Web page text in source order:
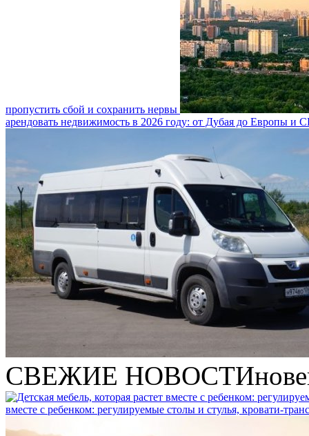
пропустить сбой и сохранить нервы
арендовать недвижимость в 2026 году: от Дубая до Европы и
СВЕЖИЕ НОВОСТИ
вместе с ребенком: регулируемые столы и стулья, кровати-